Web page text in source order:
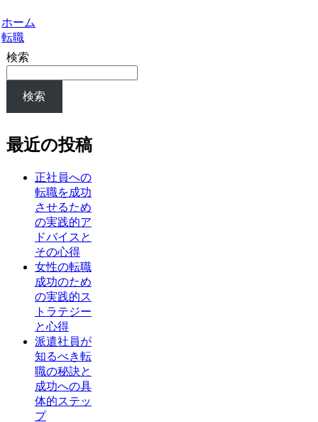
ホーム
転職
検索
検索
最近の投稿
正社員への
転職を成功
させるため
の実践的ア
ドバイスと
その心得
女性の転職
成功のため
の実践的ス
トラテジー
と心得
派遣社員が
知るべき転
職の秘訣と
成功への具
体的ステッ
プ